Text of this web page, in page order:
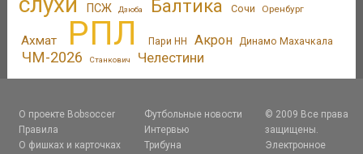
ПСЖ Дзюба Балтика Сочи Оренбург
Ахмат РПЛ Пари НН Акрон Динамо Махачкала
ЧМ-2026 Станкович Челестини
О проекте Bobsoccer
Правила
О фишках и карточках
Футбольные новости
Интервью
Трибуна
© 2009 Все права
защищены.
Электронное